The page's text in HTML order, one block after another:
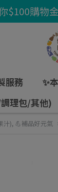
$100購物
服務 ✨
理包/其他)
汁), 💪補品好元氣